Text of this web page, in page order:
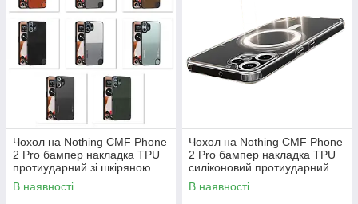
Чохол на Nothing CMF Phone
2 Pro бампер накладка TPU
протиударний зі шкіряною
вставкою "CMF-LEATHER"
В наявності
Чохол на Nothing CMF Phone
2 Pro бампер накладка TPU
силіконовий протиударний
прозорий "CLEAR-MagSafe"
В наявності